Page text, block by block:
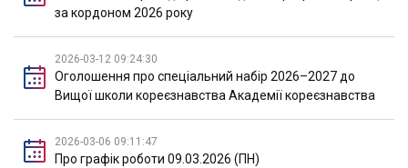
за кордоном 2026 року
2026-03-12 09:24:30
Оголошення про спеціальний набір 2026–2027 до
Вищої школи кореєзнавства Академії кореєзнавства
2026-03-06 09:11:47
Про графік роботи 09.03.2026 (ПН)